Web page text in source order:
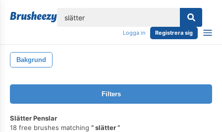
Logga in Registrera sig
Bakgrund
Filters
Slätter Penslar
18 free brushes matching
slätter